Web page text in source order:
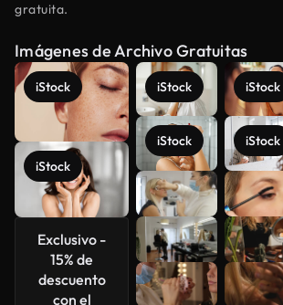
gratuita.
Imágenes de Archivo Gratuitas
iStock
iStock
Exclusivo -
15% de
descuento
con el
iStock
iStock
iStock
iStock